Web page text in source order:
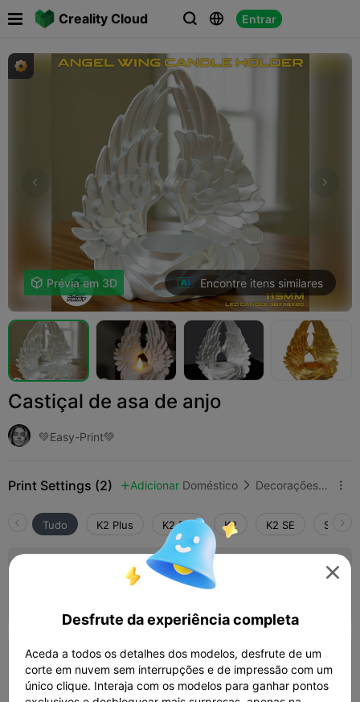
Creality Cloud   Entrar
 
 Prévia em 3D Encontre itens similares
Castiçal de asa de anjo
💚Easy-Print💚
Print Settings (2)  Adicionar Doméstico  Decorações e Ornamentos para Casa 
Tudo K2 Plus K2 Pro K2 K2 SE
0.2mm layer, 2 walls, 10% infill
0.2mm layer, 2 walls, 15% infill
 02h 12m  1 plates  48.75g

Desfrute da experiência completa
Aceda a todos os detalhes dos modelos, desfrute de um
corte em nuvem sem interrupções e de impressão com um
único clique. Interaja com os modelos para ganhar pontos